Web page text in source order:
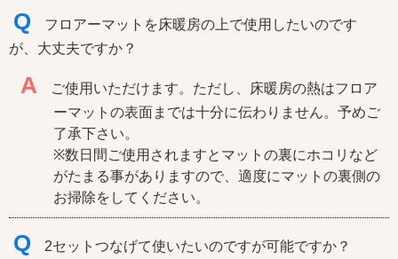
Q
フロアーマットを床暖房の上で使用したいのです
が、大丈夫ですか？
A
ご使用いただけます。ただし、床暖房の熱はフロア
ーマットの表面までは十分に伝わりません。予めご
了承下さい。
※数日間ご使用されますとマットの裏にホコリなど
がたまる事がありますので、適度にマットの裏側の
お掃除をしてください。
Q 2セットつなげて使いたいのですが可能ですか？